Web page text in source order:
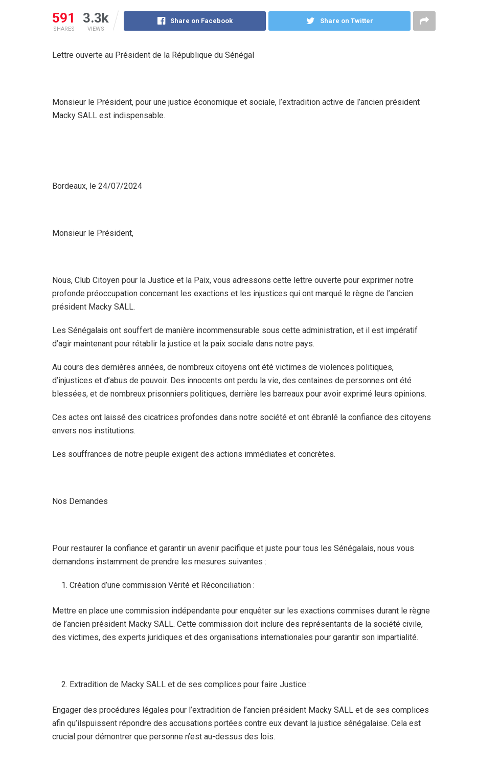
591
SHARES
3.3k
VIEWS
Share on Facebook Share on Twitter
Lettre ouverte au Président de la République du Sénégal
Monsieur le Président, pour une justice économique et sociale, l’extradition active de l’ancien président
Macky SALL est indispensable.
Bordeaux, le 24/07/2024
Monsieur le Président,
Nous, Club Citoyen pour la Justice et la Paix, vous adressons cette lettre ouverte pour exprimer notre
profonde préoccupation concernant les exactions et les injustices qui ont marqué le règne de l’ancien
président Macky SALL.
Les Sénégalais ont souffert de manière incommensurable sous cette administration, et il est impératif
d’agir maintenant pour rétablir la justice et la paix sociale dans notre pays.
Au cours des dernières années, de nombreux citoyens ont été victimes de violences politiques,
d’injustices et d’abus de pouvoir. Des innocents ont perdu la vie, des centaines de personnes ont été
blessées, et de nombreux prisonniers politiques, derrière les barreaux pour avoir exprimé leurs opinions.
Ces actes ont laissé des cicatrices profondes dans notre société et ont ébranlé la confiance des citoyens
envers nos institutions.
Les souffrances de notre peuple exigent des actions immédiates et concrètes.
Nos Demandes
Pour restaurer la confiance et garantir un avenir pacifique et juste pour tous les Sénégalais, nous vous
demandons instamment de prendre les mesures suivantes :
Création d’une commission Vérité et Réconciliation :
Mettre en place une commission indépendante pour enquêter sur les exactions commises durant le règne
de l’ancien président Macky SALL. Cette commission doit inclure des représentants de la société civile,
des victimes, des experts juridiques et des organisations internationales pour garantir son impartialité.
Extradition de Macky SALL et de ses complices pour faire Justice :
Engager des procédures légales pour l’extradition de l’ancien président Macky SALL et de ses complices
afin qu’ilspuissent répondre des accusations portées contre eux devant la justice sénégalaise. Cela est
crucial pour démontrer que personne n’est au-dessus des lois.